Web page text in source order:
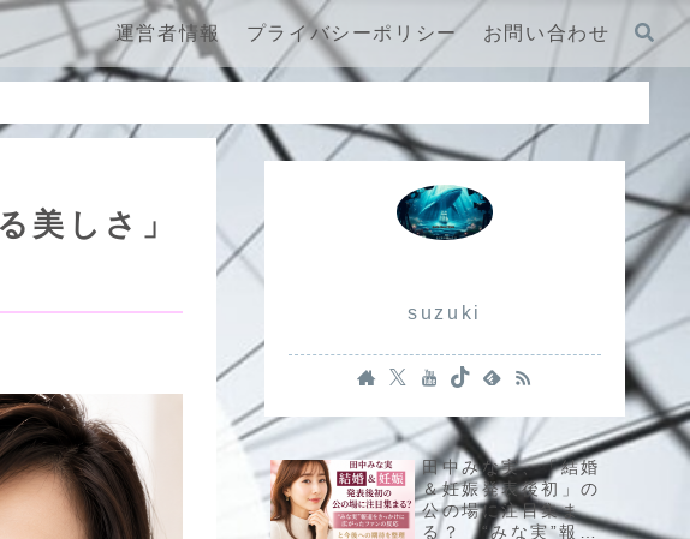
運営者情報 プライバシーポリシー お問い合わせ
美しさ」
suzuki
田中みな実、「結婚
＆妊娠発表後初」の
公の場に注目集ま
る？ “みな実”報道